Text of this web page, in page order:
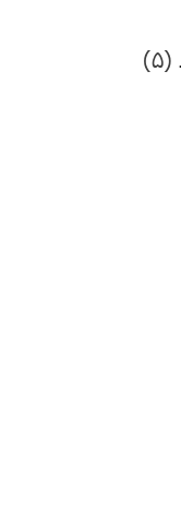
(۵)